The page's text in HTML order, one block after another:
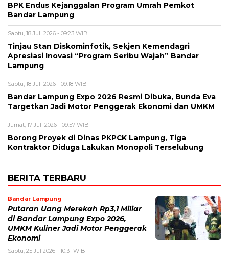
BPK Endus Kejanggalan Program Umrah Pemkot
Bandar Lampung
Sabtu, 18 Juli 2026 - 09:23 WIB
Tinjau Stan Diskominfotik, Sekjen Kemendagri
Apresiasi Inovasi “Program Seribu Wajah” Bandar
Lampung
Sabtu, 18 Juli 2026 - 09:18 WIB
Bandar Lampung Expo 2026 Resmi Dibuka, Bunda Eva
Targetkan Jadi Motor Penggerak Ekonomi dan UMKM
Jumat, 17 Juli 2026 - 09:57 WIB
Borong Proyek di Dinas PKPCK Lampung, Tiga
Kontraktor Diduga Lakukan Monopoli Terselubung
BERITA TERBARU
Bandar Lampung
Putaran Uang Merekah Rp3,1 Miliar
di Bandar Lampung Expo 2026,
UMKM Kuliner Jadi Motor Penggerak
Ekonomi
Sabtu, 25 Jul 2026 - 10:31 WIB